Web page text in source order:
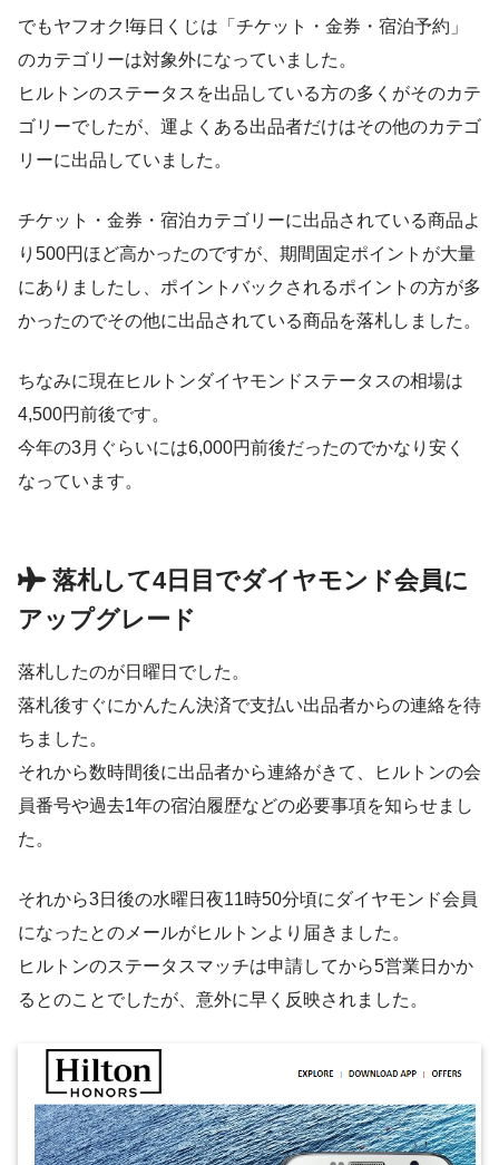
でもヤフオク!毎日くじは「チケット・金券・宿泊予約」
のカテゴリーは対象外になっていました。
ヒルトンのステータスを出品している方の多くがそのカテ
ゴリーでしたが、運よくある出品者だけはその他のカテゴ
リーに出品していました。
チケット・金券・宿泊カテゴリーに出品されている商品よ
り500円ほど高かったのですが、期間固定ポイントが大量
にありましたし、ポイントバックされるポイントの方が多
かったのでその他に出品されている商品を落札しました。
ちなみに現在ヒルトンダイヤモンドステータスの相場は
4,500円前後です。
今年の3月ぐらいには6,000円前後だったのでかなり安く
なっています。
落札して4日目でダイヤモンド会員に
アップグレード
落札したのが日曜日でした。
落札後すぐにかんたん決済で支払い出品者からの連絡を待
ちました。
それから数時間後に出品者から連絡がきて、ヒルトンの会
員番号や過去1年の宿泊履歴などの必要事項を知らせまし
た。
それから3日後の水曜日夜11時50分頃にダイヤモンド会員
になったとのメールがヒルトンより届きました。
ヒルトンのステータスマッチは申請してから5営業日かか
るとのことでしたが、意外に早く反映されました。